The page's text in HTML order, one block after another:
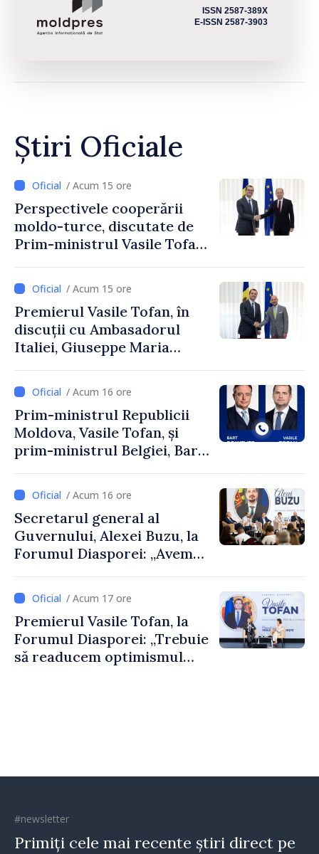
ISSN 2587-389X
E-ISSN 2587-3903
Știri Oficiale
/ Acum 15 ore
Perspectivele cooperării
moldo-turce, discutate de
Prim-ministrul Vasile Tofan
Uygar Mustafa Sertel
/ Acum 15 ore
Premierul Vasile Tofan, în
discuții cu Ambasadorul
Italiei, Giuseppe Maria
/ Acum 16 ore
Prim-ministrul Republicii
Moldova, Vasile Tofan, și
prim-ministrul Belgiei, Bart
despre parcursul european
al Republicii Moldova.
/ Acum 16 ore
Secretarul general al
Guvernului, Alexei Buzu, la
Forumul Diasporei: „Avem
dumneavoastră pentru a
construi comunități mai
puternice”
/ Acum 17 ore
Premierul Vasile Tofan, la
Forumul Diasporei: „Trebuie
să readucem optimismul
#newsletter
Primiți cele mai recente știri direct pe